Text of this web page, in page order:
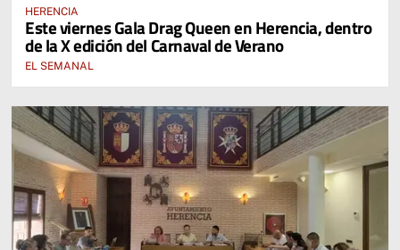
HERENCIA
Este viernes Gala Drag Queen en Herencia, dentro
de la X edición del Carnaval de Verano
EL SEMANAL